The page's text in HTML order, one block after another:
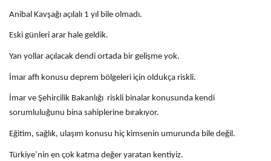
Anibal Kavşağı açılalı 1 yıl bile olmadı.
Eski günleri arar hale geldik.
Yan yollar açılacak dendi ortada bir gelişme yok.
İmar affı konusu deprem bölgeleri için oldukça riskli.
İmar ve Şehircilik Bakanlığı riskli binalar konusunda kendi
sorumluluğunu bina sahiplerine bırakıyor.
Eğitim, sağlık, ulaşım konusu hiç kimsenin umurunda bile değil.
Türkiye’nin en çok katma değer yaratan kentiyiz.